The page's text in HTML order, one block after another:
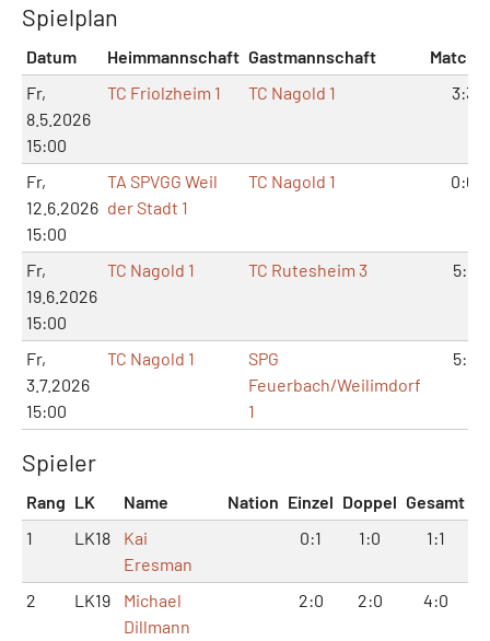
Spielplan
Datum Heimmannschaft Gastmannschaft
Fr,
8.5.2026
15:00
TC Friolzheim 1 TC Nagold 1 3:3
Fr,
12.6.2026
15:00
TA SPVGG Weil
der Stadt 1
TC Nagold 1 0:6
Fr,
19.6.2026
15:00
TC Nagold 1 TC Rutesheim 3 5:1
Fr,
3.7.2026
15:00
TC Nagold 1
SPG
Feuerbach/Weilimdorf
1
5:1
Spieler
Rang LK Name Nation Einzel Doppel Gesamt
1
LK18
Kai
Eresman
0:1 1:0 1:1
2 LK19
Michael
Dillmann
2:0 2:0 4:0